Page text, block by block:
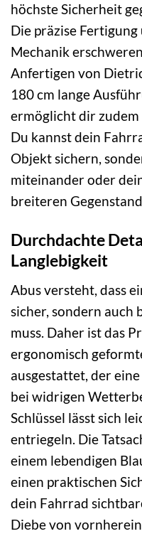
höchste Sicherheit
Die präzise
Mechanik
Anfertigen von
180 cm lange
ermöglicht dir
Du kannst dein
Objekt sichern,
miteinander oder
breiteren
Durchdachte
Langlebigkeit
Abus versteht, dass
sicher, sondern auch
muss. Daher ist das
ergonomisch
ausgestattet, der
bei widrigen
Schlüssel lässt sich
entriegeln. Die
einem lebendigen
einen praktischen
dein Fahrrad
Diebe von